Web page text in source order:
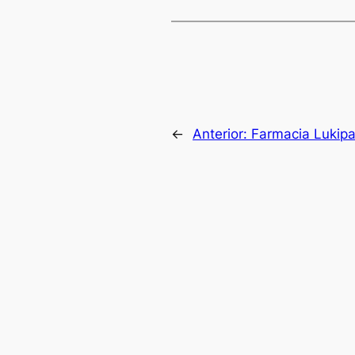
← Anterior: Farmacia